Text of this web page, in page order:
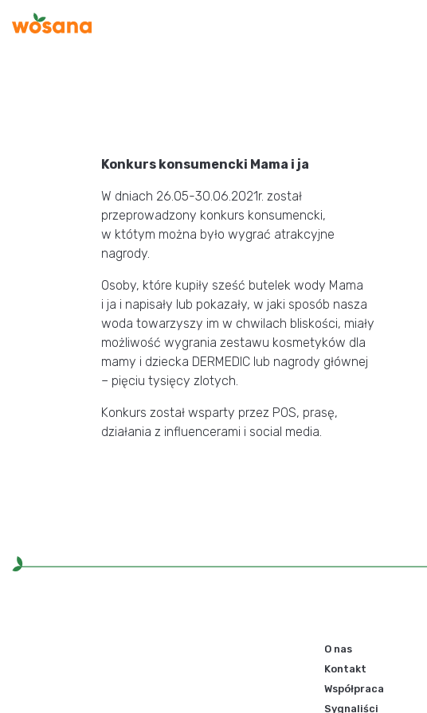
PL
O nas
Zrównoważony rozwój
Katalog Produktów
Konkurs konsumencki Mama i ja
W dniach 26.05-30.06.2021r. został
przeprowadzony konkurs konsumencki,
w któtym można było wygrać atrakcyjne
nagrody.
Osoby, które kupiły sześć butelek wody Mama
i ja i napisały lub pokazały, w jaki sposób nasza
woda towarzyszy im w chwilach bliskości, miały
możliwość wygrania zestawu kosmetyków dla
mamy i dziecka DERMEDIC lub nagrody głównej
– pięciu tysięcy zlotych.
Konkurs został wsparty przez POS, prasę,
działania z influencerami i social media.
O nas
Kontakt
Współpraca
Sygnaliści